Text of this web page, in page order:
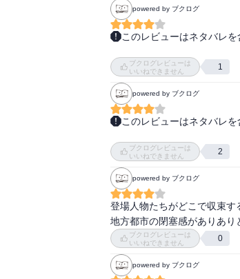
powered by ブクログ
このレビューはネタバレを
いろんな事情を抱えた、いろ
下巻の後半の収束部分で一
その収束の先を描いてほしか
ブクログレビューは
いいねできません
1
powered by ブクログ
このレビューはネタバレを
公務員の相原順一、出向先の
普通のJK久保史恵は連れ去り
訪問販売詐欺の加藤裕也は過
私服保安員の仕事を解雇され
市議の山本は自身の成功しか
えーっと思いながらも自分に
ところを突いているので、
最後はもっと驚く結末かと
面白いのにな。
ブクログレビューは
いいねできません
2
powered by ブクログ
登場人物たちがどこで収束す
地方都市の閉塞感がありあり
ブクログレビューは
いいねできません
0
powered by ブクログ